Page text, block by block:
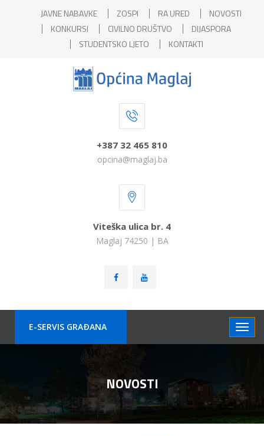
JAVNE NABAVKE ZOSPI RA URED
NOVOSTI
KONKURSI
CIVILNO DRUŠTVO
DIJASPORA
STUDENTSKO LJETO
KONTAKTI
+387 32 465 810
opcina@maglaj.ba
Viteška ulica br. 4
Maglaj 74250 | BA
E-SERVIS GRAÐANA
NOVOSTI